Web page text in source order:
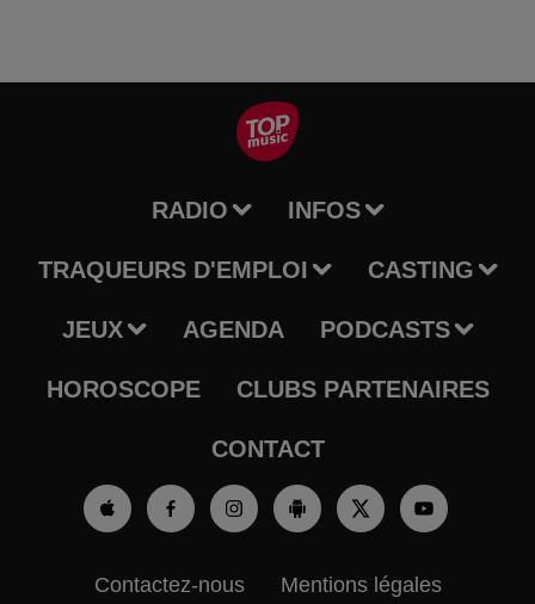
RADIO INFOS
TRAQUEURS D'EMPLOI CASTING
JEUX AGENDA PODCASTS
HOROSCOPE CLUBS PARTENAIRES
CONTACT
Contactez-nous Mentions légales